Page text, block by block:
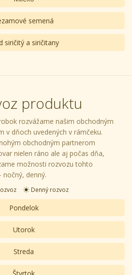
semená
siričitý a siričitany
produktu
rozvážame našim obchodným
v dňoch uvedených v rámčeku.
obchodným partnerom
nielen ráno ale aj počas dňa,
možnosti rozvozu tohto
nočný, denný.
Denný rozvoz
Pondelok
Utorok
Streda